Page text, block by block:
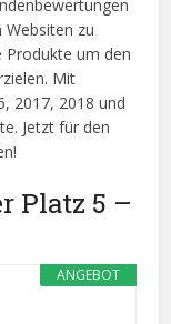
zu
Produkte um den
Mit
2017, 2018 und
Jetzt für den
Platz 5 –
ANGEBOT